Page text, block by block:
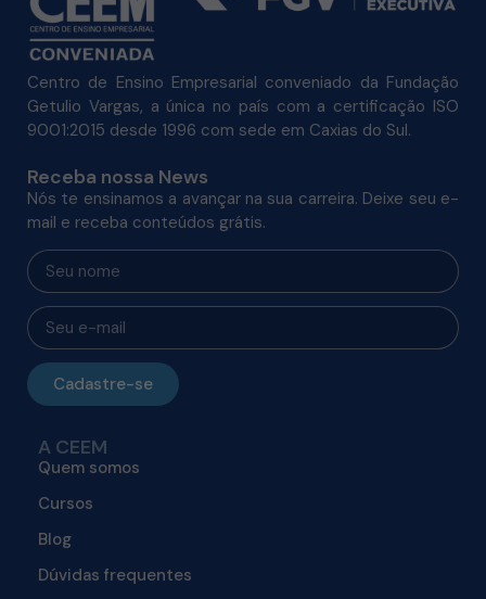
Centro de Ensino Empresarial conveniado da Fundação
Getulio Vargas, a única no país com a certificação ISO
9001:2015 desde 1996 com sede em Caxias do Sul.
Receba nossa News
Nós te ensinamos a avançar na sua carreira. Deixe seu e-
mail e receba conteúdos grátis.
Cadastre-se
A CEEM
Quem somos
Cursos
Blog
Dúvidas frequentes